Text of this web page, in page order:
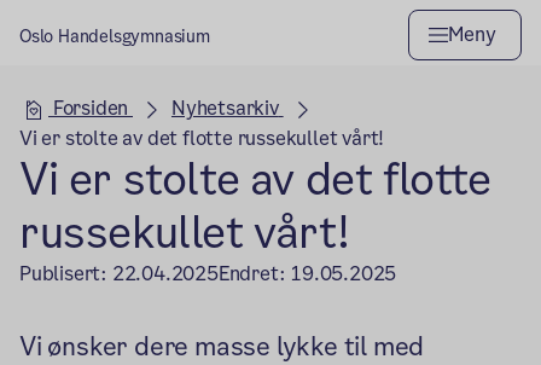
Oslo Handelsgymnasium Meny
Hovedseksjon
Forsiden
Nyhetsarkiv
Vi er stolte av det flotte russekullet vårt!
Vi er stolte av det flotte
russekullet vårt!
Publisert: 22.04.2025Endret: 19.05.2025
Vi ønsker dere masse lykke til med